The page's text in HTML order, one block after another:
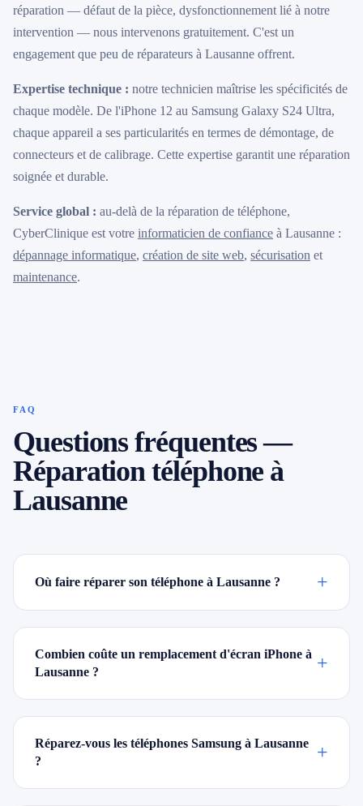
réparation — défaut de la pièce, dysfonctionnement lié à notre
intervention — nous intervenons gratuitement. C'est un
engagement que peu de réparateurs à Lausanne offrent.
Expertise technique : notre technicien maîtrise les spécificités de
chaque modèle. De l'iPhone 12 au Samsung Galaxy S24 Ultra,
chaque appareil a ses particularités en termes de démontage, de
connecteurs et de calibrage. Cette expertise garantit une réparation
soignée et durable.
Service global : au-delà de la réparation de téléphone,
CyberClinique est votre informaticien de confiance à Lausanne :
dépannage informatique, création de site web, sécurisation et
maintenance.
FAQ
Questions fréquentes —
Réparation téléphone à
Lausanne
Où faire réparer son téléphone à Lausanne ? +
Combien coûte un remplacement d'écran iPhone à
Lausanne ?
+
Réparez-vous les téléphones Samsung à Lausanne
?
+